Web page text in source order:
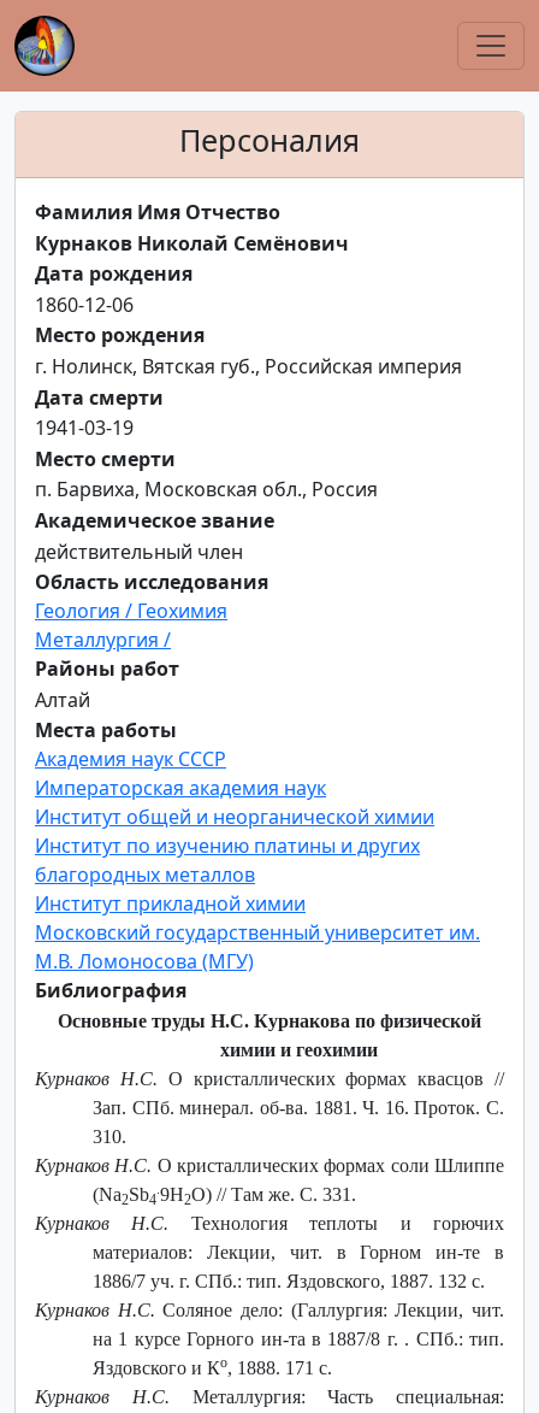
Персоналия
Фамилия Имя Отчество
Курнаков Николай Семёнович
Дата рождения
1860-12-06
Место рождения
г. Нолинск, Вятская губ., Российская империя
Дата смерти
1941-03-19
Место смерти
п. Барвиха, Московская обл., Россия
Академическое звание
действительный член
Область исследования
Геология / Геохимия
Металлургия /
Районы работ
Алтай
Места работы
Академия наук СССР
Императорская академия наук
Институт общей и неорганической химии
Институт по изучению платины и других
благородных металлов
Институт прикладной химии
Московский государственный университет им.
М.В. Ломоносова (МГУ)
Библиография
Основные труды Н.С. Курнакова по физической
химии и геохимии
Курнаков Н.С. О кристаллических формах квасцов //
Зап. СПб. минерал. об-ва. 1881. Ч. 16. Проток. С.
310.
Курнаков Н.С. О кристаллических формах соли Шлиппе
(Na2Sb4
.9H2O) // Там же. С. 331.
Курнаков Н.С. Технология теплоты и горючих
материалов: Лекции, чит. в Горном ин-те в
1886/7 уч. г. СПб.: тип. Яздовского, 1887. 132 с.
Курнаков Н.С. Соляное дело: (Галлургия: Лекции, чит.
на 1 курсе Горного ин-та в 1887/8 г. . СПб.: тип.
Яздовского и Ко, 1888. 171 с.
Курнаков Н.С. Металлургия: Часть специальная: